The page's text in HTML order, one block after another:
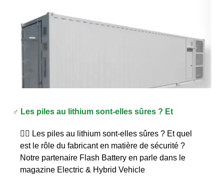
‍♂️ Les piles au lithium sont-elles sûres ? Et
🕵‍♂️ Les piles au lithium sont-elles sûres ? Et quel
est le rôle du fabricant en matière de sécurité ?
Notre partenaire Flash Battery en parle dans le
magazine Electric & Hybrid Vehicle